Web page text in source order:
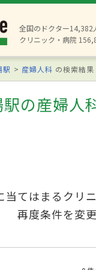
全国のドクター14,382
クリニック・病院
駅 産婦人科 の検索結果
の産婦人
当てはまるクリ
再度条件を変